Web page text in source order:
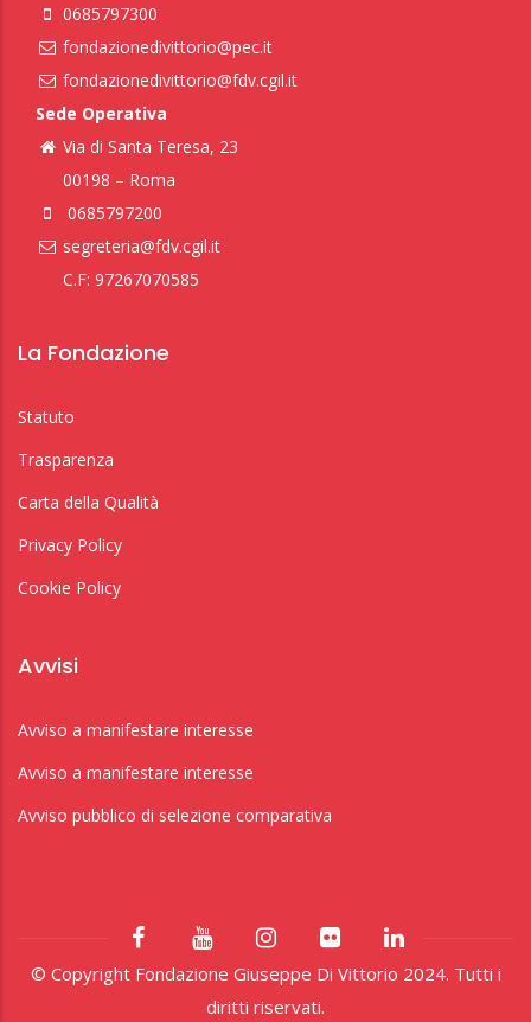
0685797300
fondazionedivittorio@pec.it
fondazionedivittorio@fdv.cgil.it
Sede Operativa
Via di Santa Teresa, 23
00198 – Roma
0685797200
segreteria@fdv.cgil.it
C.F: 97267070585
La Fondazione
Statuto
Trasparenza
Carta della Qualità
Privacy Policy
Cookie Policy
Avvisi
Avviso a manifestare interesse
Avviso a manifestare interesse
Avviso pubblico di selezione comparativa
© Copyright Fondazione Giuseppe Di Vittorio 2024. Tutti i
diritti riservati.